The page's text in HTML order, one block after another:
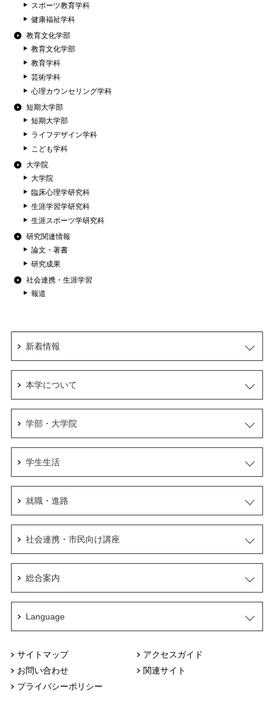
スポーツ教育学科
健康福祉学科
教育文化学部
教育文化学部
教育学科
芸術学科
心理カウンセリング学科
短期大学部
短期大学部
ライフデザイン学科
こども学科
大学院
大学院
臨床心理学研究科
生涯学習学研究科
生涯スポーツ学研究科
研究関連情報
論文・著書
研究成果
社会連携・生涯学習
報道
サイトマップ
アクセスガイド
お問い合わせ
関連サイト
プライバシーポリシー
新着情報
本学について
学部・大学院
学生生活
就職・進路
社会連携・市民向け講座
総合案内
Language